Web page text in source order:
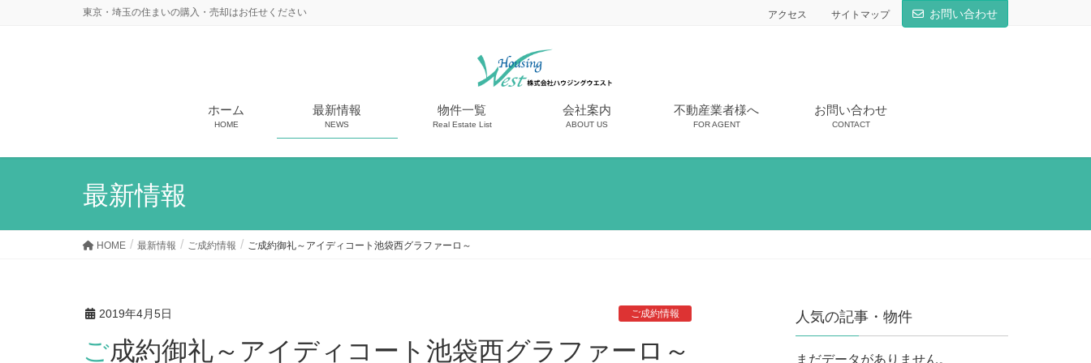
東京・埼玉の住まいの購入・売却はお任せください アクセス サイトマップ お問い合わせ
ホーム
HOME
最新情報
NEWS
物件一覧
Real Estate List
会社案内
ABOUT US
不動産業者様へ
FOR AGENT
お問い合わせ
CONTACT
最新情報
HOME 最新情報 ご成約情報 ご成約御礼～アイディコート池袋西グラファーロ～
2019年4月5日 ご成約情報
ご成約御礼～アイディコート池袋西グラファーロ～
人気の記事・物件
まだデータがありません。